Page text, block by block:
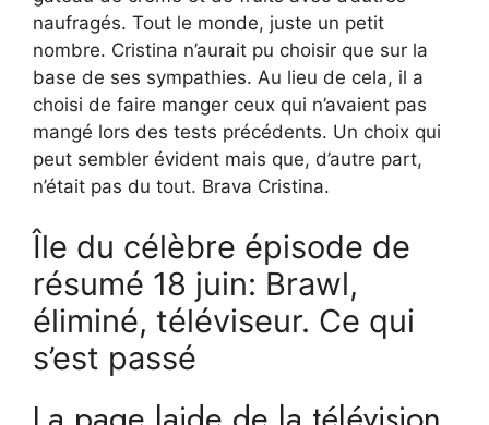
naufragés. Tout le monde, juste un petit
nombre. Cristina n’aurait pu choisir que sur la
base de ses sympathies. Au lieu de cela, il a
choisi de faire manger ceux qui n’avaient pas
mangé lors des tests précédents. Un choix qui
peut sembler évident mais que, d’autre part,
n’était pas du tout. Brava Cristina.
Île du célèbre épisode de
résumé 18 juin: Brawl,
éliminé, téléviseur. Ce qui
s’est passé